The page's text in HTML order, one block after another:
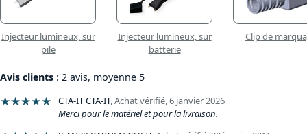
Injecteur lumineux, sur
pile
Injecteur lumineux, sur
batterie
Clip de
Avis clients : 2 avis, moyenne 5
★★★★★ CTA-IT CTA-IT,Achat vérifié,6 janvier 2026
Merci pour le matériel et pour la livraison.